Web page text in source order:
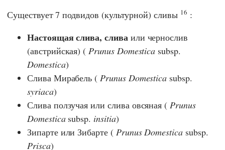
Существует 7 подвидов (культурной) сливы 16 :
Настоящая слива, сливаили чернослив
(австрийская) (Prunus Domestica subsp.
Domestica)
Слива Мирабель (Prunus Domestica subsp.
syriaca)
Слива ползучая или слива овсяная (Prunus
Domesticasubsp. insitia)
Зипарте или Зибарте ( Prunus Domesticasubsp.
Prisca)